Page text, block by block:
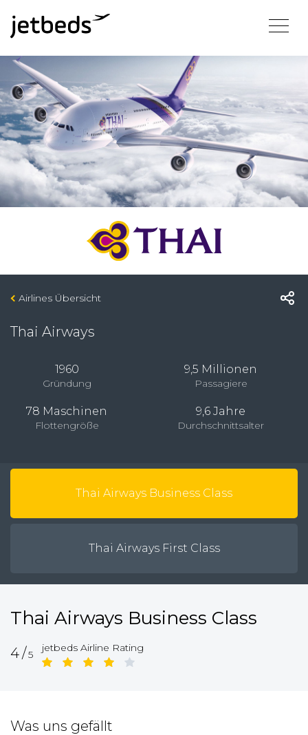
Airlines Übersicht
Thai Airways
1960
Gründung
9,5 Millionen
Passagiere
78 Maschinen
Flottengröße
9,6 Jahre
Durchschnittsalter
Thai Airways Business Class
Thai Airways First Class
Thai Airways Business Class
4/5
jetbeds Airline Rating
Was uns gefällt